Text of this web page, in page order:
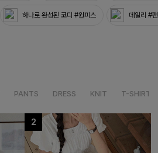
하나로 완성된 코디 #원피스 데일리 #
PANTS DRESS KNIT T-SHIRT